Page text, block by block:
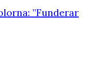
”Funderar